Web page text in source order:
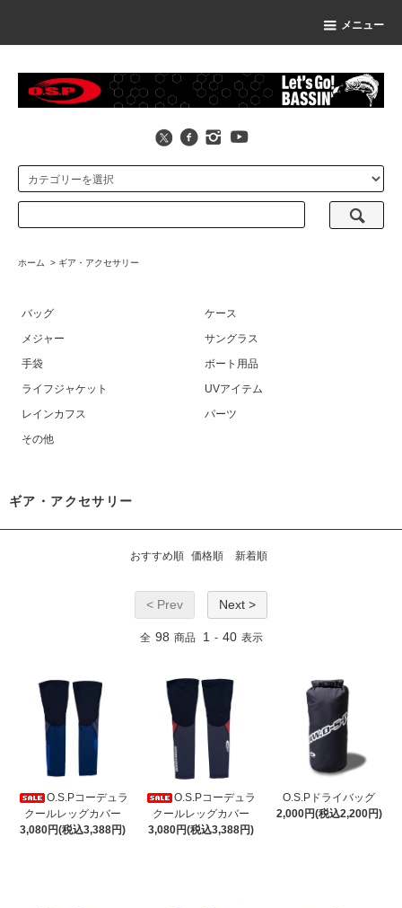
メニュー
ホーム > ギア・アクセサリー
バッグ
ケース
メジャー
サングラス
手袋
ボート用品
ライフジャケット
UVアイテム
レインカフス
パーツ
その他
ギア・アクセサリー
おすすめ順 価格順 新着順
< Prev Next >
全 98 商品 1 - 40 表示
O.S.Pコーデュラ
クールレッグカバー
3,080円(税込3,388円)
O.S.Pコーデュラ
クールレッグカバー
3,080円(税込3,388円)
O.S.Pドライバッグ
2,000円(税込2,200円)